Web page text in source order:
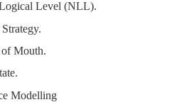
Level (NLL).
Mouth.
Modelling